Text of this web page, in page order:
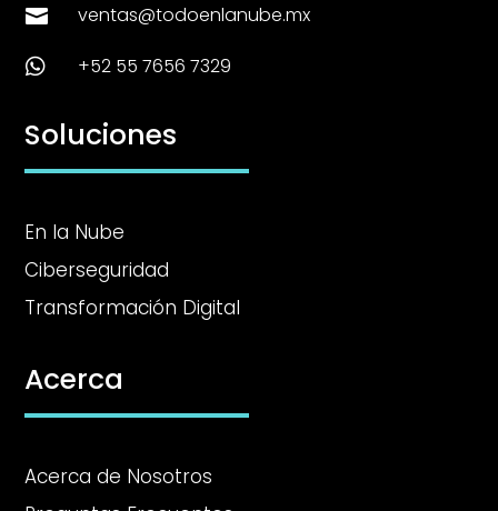
 ventas@todoenlanube.mx
 +52 55 7656 7329
Soluciones
En la Nube
Ciberseguridad
Transformación Digital
Acerca
Acerca de Nosotros